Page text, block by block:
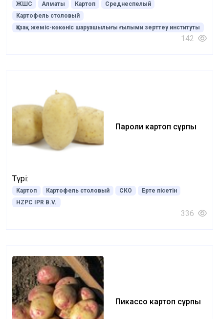
ЖШС Алматы Картоп
Среднеспелый
Картофель столовый
Қазақ жеміс-көкөніс шаруашылығы ғылыми зерттеу институты
142
Пароли картоп сұрпы
Түрі:
Картоп Картофель столовый СКО
Ерте пісетін
HZPC IPR B.V.
336
Пикассо картоп сұрпы